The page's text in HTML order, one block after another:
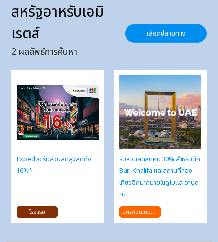
สหรัฐอาหรับเอมิ
เรตส์
2 ผลลัพธ์การค้นหา
เลือกปลายทาง
Expedia: รับส่วนลดสูงสุดถึง
16%*
โรงแรม
รับส่วนลดสุดคุ้ม 30% สำหรับตึก
Burj Khalifa และสถานที่ท่อง
เที่ยวอีกมากมายในดูไบและอาบูด
าบี
บัตร/เอนเตอร์เทนเม้นท์